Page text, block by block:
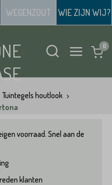
WEGENZOUT WIE ZIJN WIJ?
Tuintegels houtlook
voorraad. Snel aan de
klanten